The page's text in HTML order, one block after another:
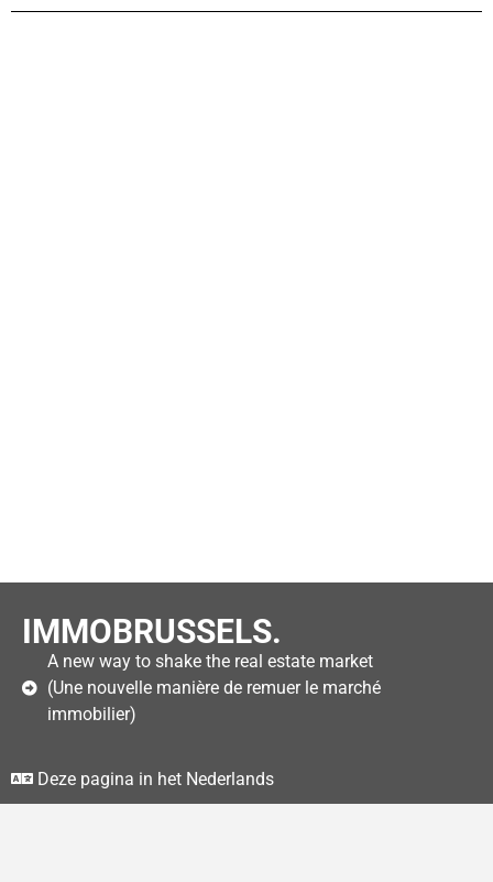
IMMOBRUSSELS.
A new way to shake the real estate market
(Une nouvelle manière de remuer le marché
immobilier)
Deze pagina in het Nederlands